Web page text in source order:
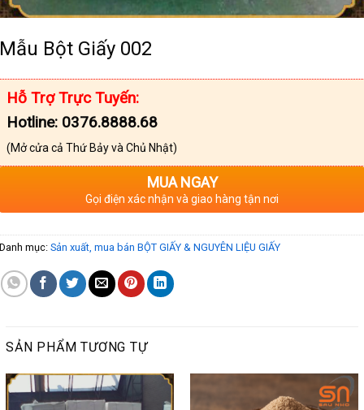
Mẫu Bột Giấy 002
Hỗ Trợ Trực Tuyến:
Hotline: 0376.8888.68
(Mở cửa cả Thứ Bảy và Chủ Nhật)
MUA NGAY
Gọi điện xác nhận và giao hàng tận nơi
Danh mục: Sản xuất, mua bán BỘT GIẤY & NGUYÊN LIỆU GIẤY
SẢN PHẨM TƯƠNG TỰ